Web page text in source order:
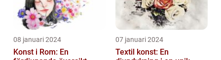
08 januari 2024
Konst i Rom: En
07 januari 2024
Textil konst: En